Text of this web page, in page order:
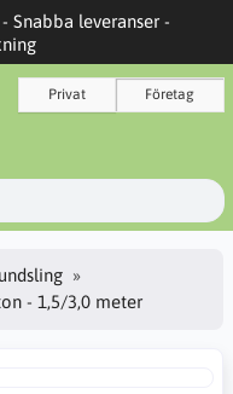
Snabba leveranser -
Privat Företag
- 1,5/3,0 meter